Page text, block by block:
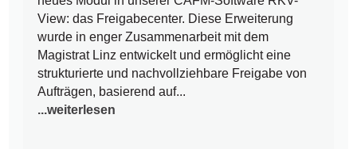
View: das Freigabecenter. Diese Erweiterung
wurde in enger Zusammenarbeit mit dem
Magistrat Linz entwickelt und ermöglicht eine
strukturierte und nachvollziehbare Freigabe von
Aufträgen, basierend auf...
...weiterlesen